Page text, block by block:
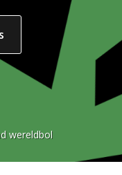
wereldbol